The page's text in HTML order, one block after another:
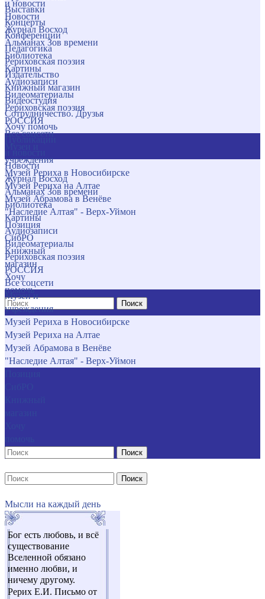
и новости
Новости
Журнал Восход
Альманах Зов времени
Библиотека
Картины
Аудиозаписи
Видеоматериалы
Рериховская поэзия
РОССИЯ
Все соцсети
учреждения
Музей Рериха в Новосибирске
Музей Рериха на Алтае
Музей Абрамова в Венёве
"Наследие Алтая" - Верх-Уймон
Позиция
СибРО
Книжный
магазин
Хочу
помочь
Поиск
Выставки
Концерты
Конференции
Педагогика
Рериховская поэзия
Издательство
Книжный магазин
Видеостудия
Сотрудничество. Друзья
Хочу помочь
Новости
Журнал Восход
Альманах Зов времени
Библиотека
Картины
Аудиозаписи
Видеоматериалы
Рериховская поэзия
РОССИЯ
Все соцсети
Музеи и
учреждения
Музей Рериха в Новосибирске
Музей Рериха на Алтае
Музей Абрамова в Венёве
"Наследие Алтая" - Верх-Уймон
Поиск
Поиск
Мысли на каждый день
Бог есть любовь, и всё
существование
Вселенной обязано
именно любви, и
ничему другому.
Рерих Е.И. Письмо от